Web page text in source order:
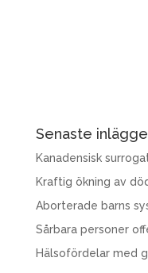
Senaste
Kanadensisk
Kraftig ökning av
Aborterade barns
Sårbara personer
Hälsofördelar med